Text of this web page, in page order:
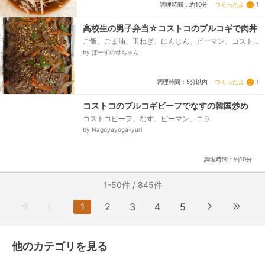
調理時間：約10分 つくったよ 1
高校生の男子弁当☆コストコのプルコギで肉丼
ご飯、ごま油、玉ねぎ、にんじん、ピーマン、コスト
コのプルコギ、仕上げのごま
by ぼーずの母ちゃん
調理時間：5分以内 つくったよ 1
コストコのプルコギビーフでなすの韓国炒め
コストコビーフ、なす、ピーマン、ニラ
by Nagoyayoga-yuri
調理時間：約10分
1-50件 / 845件
1 2 3 4 5
他のカテゴリを見る